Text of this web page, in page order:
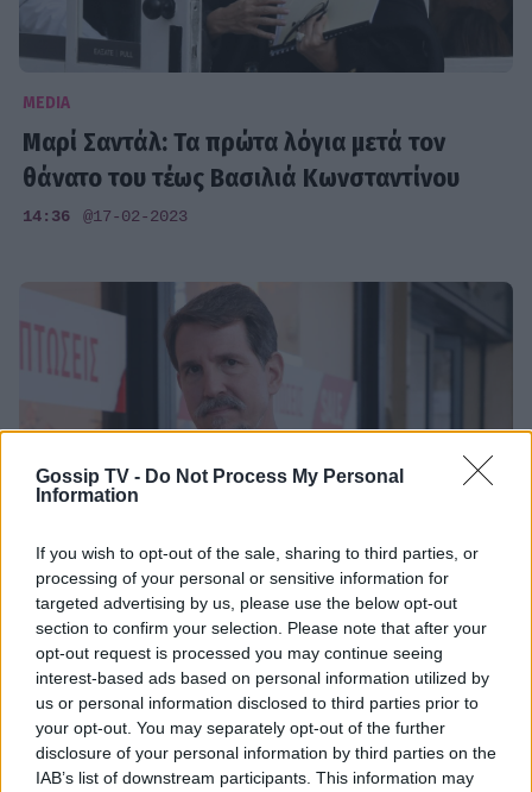
Gossip TV - Do Not Process My Personal
Information
If you wish to opt-out of the sale, sharing to third parties, or
processing of your personal or sensitive information for
targeted advertising by us, please use the below opt-out
section to confirm your selection. Please note that after your
opt-out request is processed you may continue seeing
interest-based ads based on personal information utilized by
us or personal information disclosed to third parties prior to
your opt-out. You may separately opt-out of the further
disclosure of your personal information by third parties on the
IAB’s list of downstream participants. This information may
MEDIA
Μαρί Σαντάλ: Τα πρώτα λόγια μετά τον
θάνατο του τέως Βασιλιά Κωνσταντίνου
14:36 @17-02-2023
MEDIA
Παύλος: Η πρώτη δήλωσή του στο Πρωινό
μετά την κηδεία του πατέρα του, του τέως
βασιλιά Κωνσταντίνου
12:57 @25-01-2023